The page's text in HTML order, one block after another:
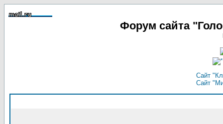
Форум сайта
Сайт
Сайт